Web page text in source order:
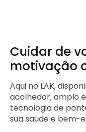
Cuidar de
motivação
Aqui no LAK,
acolhedor, amplo
tecnologia de
sua saúde e bem-